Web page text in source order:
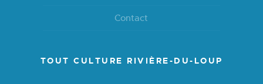
Contact
TOUT CULTURE RIVIÈRE-DU-LOUP